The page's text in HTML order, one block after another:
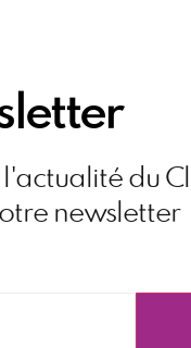
du
newsletter